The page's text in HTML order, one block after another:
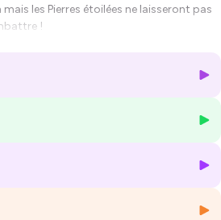
les Pierres étoilées ne laisseront pas
!
face à des matelots midgardiens bien